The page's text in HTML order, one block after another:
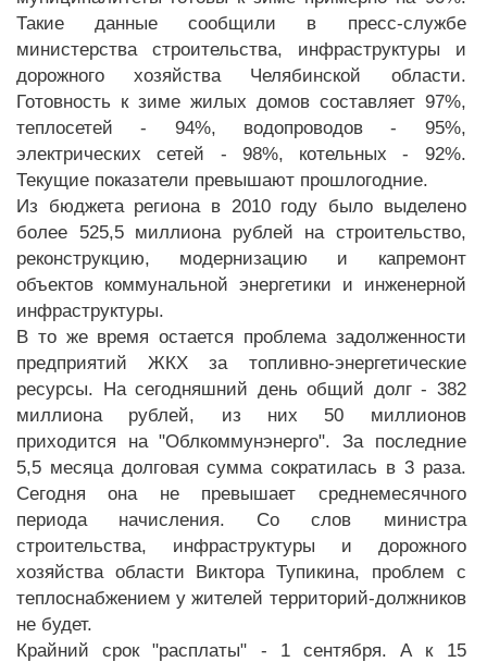
Такие данные сообщили в пресс-службе
министерства строительства, инфраструктуры и
дорожного хозяйства Челябинской области.
Готовность к зиме жилых домов составляет 97%,
теплосетей - 94%, водопроводов - 95%,
электрических сетей - 98%, котельных - 92%.
Текущие показатели превышают прошлогодние.
Из бюджета региона в 2010 году было выделено
более 525,5 миллиона рублей на строительство,
реконструкцию, модернизацию и капремонт
объектов коммунальной энергетики и инженерной
инфраструктуры.
В то же время остается проблема задолженности
предприятий ЖКХ за топливно-энергетические
ресурсы. На сегодняшний день общий долг - 382
миллиона рублей, из них 50 миллионов
приходится на "Облкоммунэнерго". За последние
5,5 месяца долговая сумма сократилась в 3 раза.
Сегодня она не превышает среднемесячного
периода начисления. Со слов министра
строительства, инфраструктуры и дорожного
хозяйства области Виктора Тупикина, проблем с
теплоснабжением у жителей территорий-должников
не будет.
Крайний срок "расплаты" - 1 сентября. А к 15